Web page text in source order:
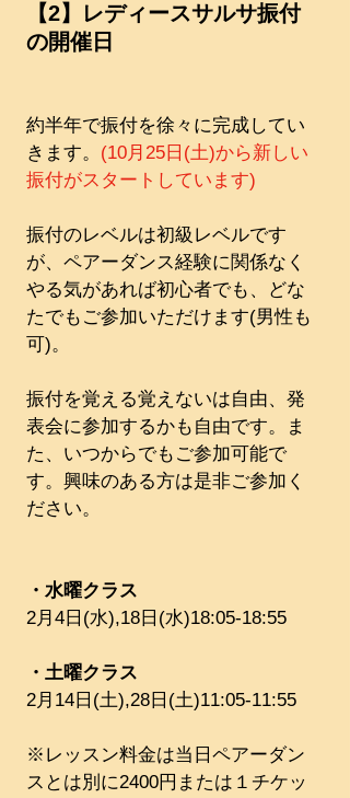
【2】レディースサルサ振付
の開催日
約半年で振付を徐々に完成してい
きます。 (10月25日(土)から新しい
振付がスタートしています)
振付のレベルは初級レベルです
が、ペアーダンス経験に関係なく
やる気があれば初心者でも、どな
たでもご参加いただけます(男性も
可)。
振付を覚える覚えないは自由、発
表会に参加するかも自由です。ま
た、いつからでもご参加可能で
す。興味のある方は是非ご参加く
ださい。
・水曜クラス
2月4日(水),18日(水)18:05-18:55
・土曜クラス
2月14日(土),28日(土)11:05-11:55
※レッスン料金は当日ペアーダン
スとは別に2400円または１チケッ